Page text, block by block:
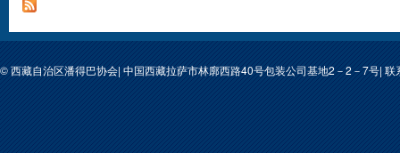
© 西藏自治区潘得巴协会| 中国西藏拉萨市林廓西路40号包装公司基地2－2－7号|